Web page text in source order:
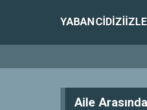
Aile Arasında